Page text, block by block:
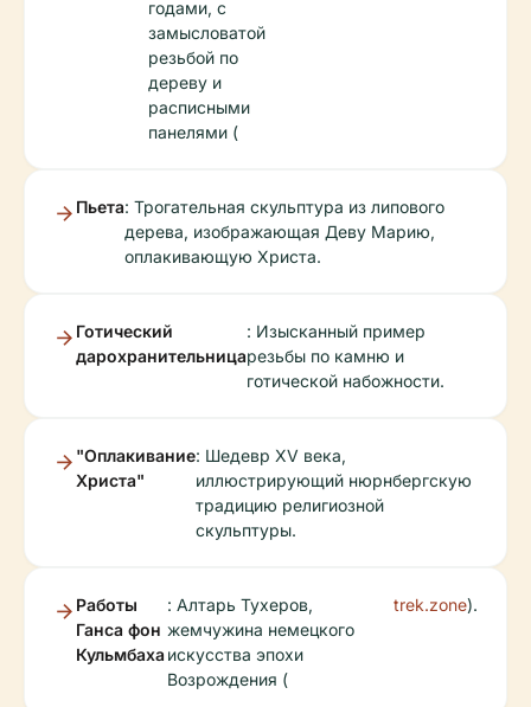
годами, с
замысловатой
резьбой по
дереву и
расписными
панелями (
Пьета: Трогательная скульптура из липового
дерева, изображающая Деву Марию,
оплакивающую Христа.
Готический
дарохранительница
: Изысканный пример
резьбы по камню и
готической набожности.
"Оплакивание
Христа"
: Шедевр XV века,
иллюстрирующий нюрнбергскую
традицию религиозной
скульптуры.
Работы
Ганса фон
Кульмбаха
: Алтарь Тухеров,
жемчужина немецкого
искусства эпохи
Возрождения (
trek.zone).